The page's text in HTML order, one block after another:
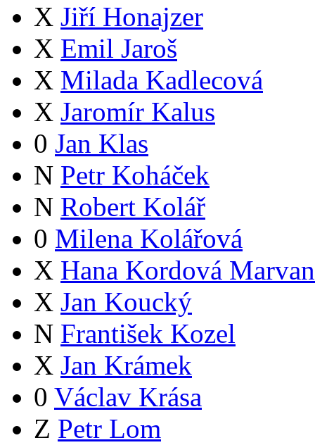
X Jiří Honajzer
X Emil Jaroš
X Milada Kadlecová
X Jaromír Kalus
0 Jan Klas
N Petr Koháček
N Robert Kolář
0 Milena Kolářová
X Hana Kordová
X Jan Koucký
N František Kozel
X Jan Krámek
0 Václav Krása
Z Petr Lom